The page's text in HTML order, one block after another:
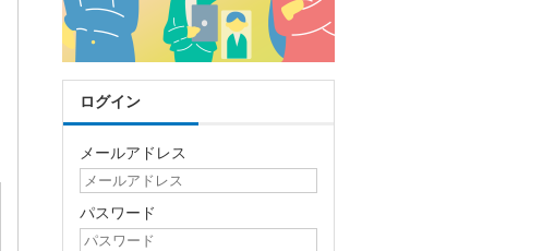
ログイン
メールアドレス
パスワード